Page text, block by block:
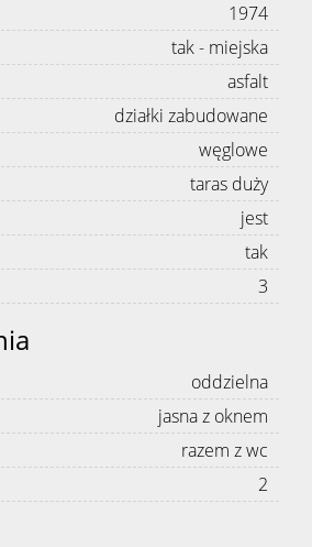
1974
tak - miejska
asfalt
działki zabudowane
węglowe
taras duży
jest
tak
3
oddzielna
jasna z oknem
razem z wc
2